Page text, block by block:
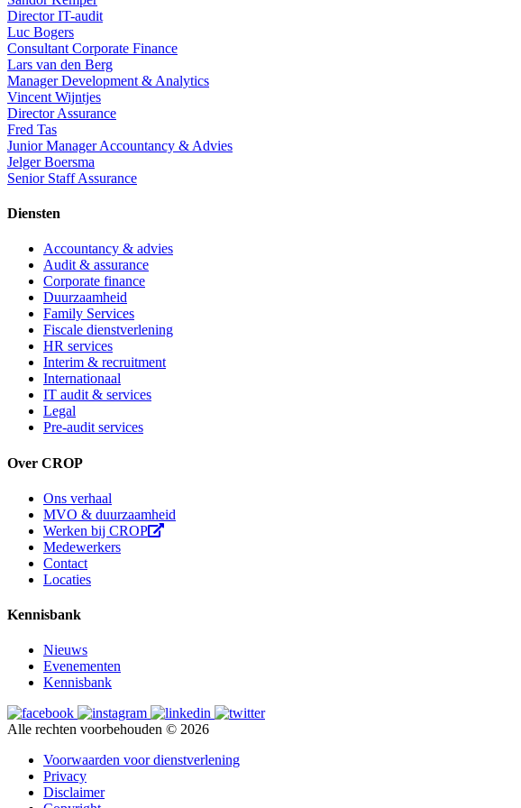
Director IT-audit
Luc Bogers
Consultant Corporate Finance
Lars van den Berg
Manager Development & Analytics
Vincent Wijntjes
Director Assurance
Fred Tas
Junior Manager Accountancy & Advies
Jelger Boersma
Senior Staff Assurance
Diensten
Accountancy & advies
Audit & assurance
Corporate finance
Duurzaamheid
Family Services
Fiscale dienstverlening
HR services
Interim & recruitment
Internationaal
IT audit & services
Legal
Pre-audit services
Over CROP
Ons verhaal
MVO & duurzaamheid
Werken bij CROP
Medewerkers
Contact
Locaties
Kennisbank
Nieuws
Evenementen
Kennisbank
Alle rechten voorbehouden © 2026
Voorwaarden voor dienstverlening
Privacy
Disclaimer